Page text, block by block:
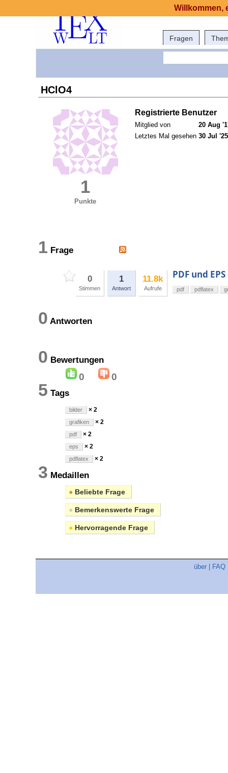
Fragen
HClO4
1
Punkte
Registrierte Benutzer
Mitglied von
20 Aug
Letztes Mal gesehen 30 Jul
1 Frage
0
Stimmen
1
Antwort
11.8k
Aufrufe
PDF und
pdf pdflatex
0 Antworten
0 Bewertungen
0 0
5 Tags
bilder × 2
grafiken × 2
pdf × 2
eps × 2
pdflatex × 2
3 Medaillen
● Beliebte Frage
● Bemerkenswerte Frage
● Hervorragende Frage
über FAQ
Willkommen,